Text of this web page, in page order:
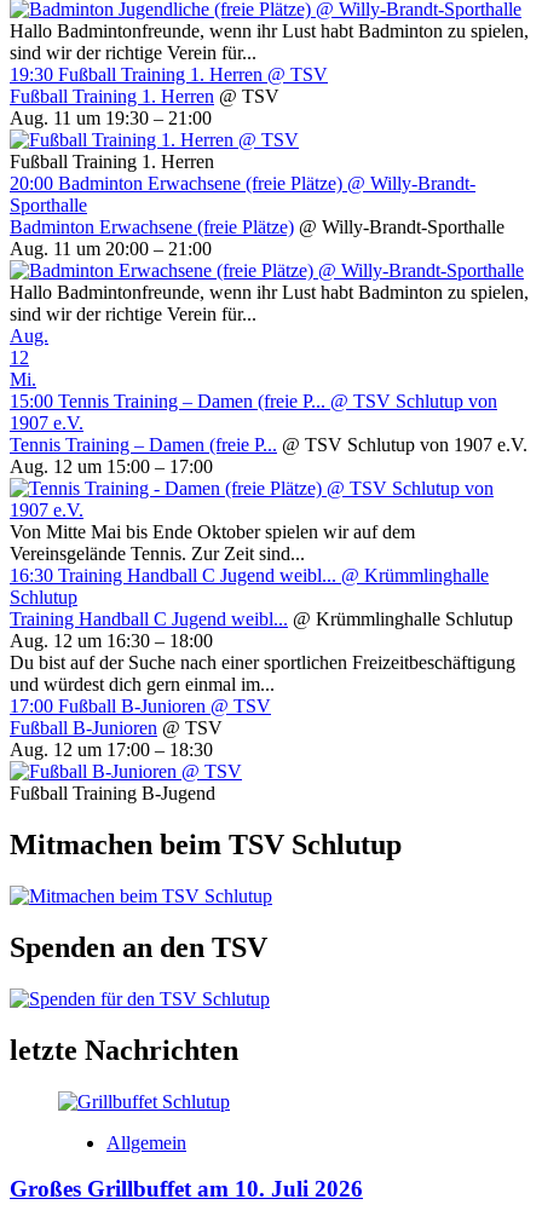
Hallo Badmintonfreunde, wenn ihr Lust habt Badminton zu spielen,
sind wir der richtige Verein für...
19:30 Fußball Training 1. Herren @ TSV
Fußball Training 1. Herren @ TSV
Aug. 11 um 19:30 – 21:00
Fußball Training 1. Herren
20:00 Badminton Erwachsene (freie Plätze) @ Willy-Brandt-
Sporthalle
Badminton Erwachsene (freie Plätze) @ Willy-Brandt-Sporthalle
Aug. 11 um 20:00 – 21:00
Hallo Badmintonfreunde, wenn ihr Lust habt Badminton zu spielen,
sind wir der richtige Verein für...
Aug.
12
Mi.
15:00 Tennis Training – Damen (freie P... @ TSV Schlutup von
1907 e.V.
Tennis Training – Damen (freie P... @ TSV Schlutup von 1907 e.V.
Aug. 12 um 15:00 – 17:00
Von Mitte Mai bis Ende Oktober spielen wir auf dem
Vereinsgelände Tennis. Zur Zeit sind...
16:30 Training Handball C Jugend weibl... @ Krümmlinghalle
Schlutup
Training Handball C Jugend weibl... @ Krümmlinghalle Schlutup
Aug. 12 um 16:30 – 18:00
Du bist auf der Suche nach einer sportlichen Freizeitbeschäftigung
und würdest dich gern einmal im...
17:00 Fußball B-Junioren @ TSV
Fußball B-Junioren @ TSV
Aug. 12 um 17:00 – 18:30
Fußball Training B-Jugend
Mitmachen beim TSV Schlutup
Spenden an den TSV
letzte Nachrichten
Allgemein
Großes Grillbuffet am 10. Juli 2026